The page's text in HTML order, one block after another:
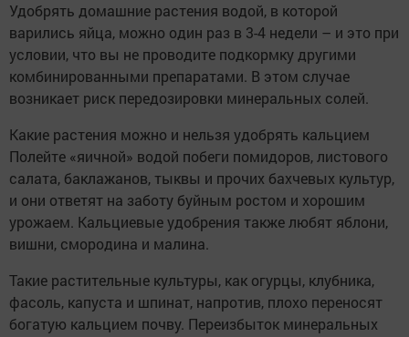
Удобрять домашние растения водой, в которой
варились яйца, можно один раз в 3-4 недели – и это при
условии, что вы не проводите подкормку другими
комбинированными препаратами. В этом случае
возникает риск передозировки минеральных солей.
Какие растения можно и нельзя удобрять кальцием
Полейте «яичной» водой побеги помидоров, листового
салата, баклажанов, тыквы и прочих бахчевых культур,
и они ответят на заботу буйным ростом и хорошим
урожаем. Кальциевые удобрения также любят яблони,
вишни, смородина и малина.
Такие растительные культуры, как огурцы, клубника,
фасоль, капуста и шпинат, напротив, плохо переносят
богатую кальцием почву. Переизбыток минеральных